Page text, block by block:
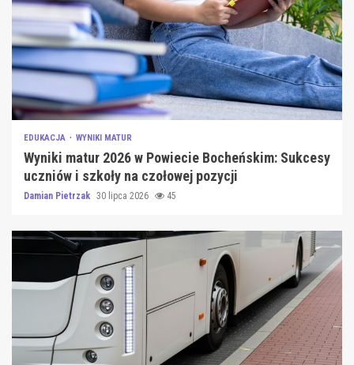
EDUKACJA WYNIKI MATUR
Wyniki matur 2026 w Powiecie Bocheńskim: Sukcesy
uczniów i szkoły na czołowej pozycji
Damian Pietrzak 30 lipca 2026 45